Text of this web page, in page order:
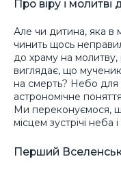
Про віру і молитві
Але чи дитина, яка в
чинить щось
до храму на
виглядає, що
на смерть? Небо
астрономічне
Ми переконуємося,
місцем зустрічі неба і
Перший